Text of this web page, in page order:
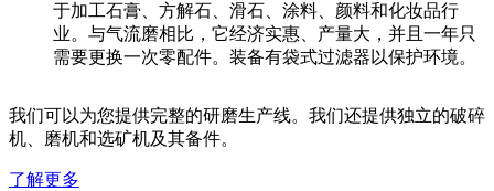
于加工石膏、方解石、滑石、涂料、颜料和化妆品行
业。与气流磨相比，它经济实惠、产量大，并且一年只
需要更换一次零配件。装备有袋式过滤器以保护环境。
我们可以为您提供完整的研磨生产线。我们还提供独立的破碎
机、磨机和选矿机及其备件。
了解更多